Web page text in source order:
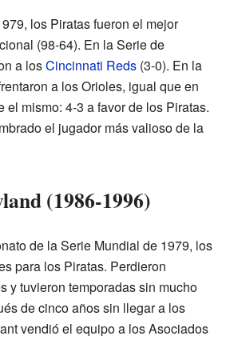
los Piratas fueron el mejor
(98-64). En la Serie de
a losCincinnati Reds (3-0). En la
a los Orioles, igual que en
el mismo: 4-3 a favor de los Piratas.
el jugador más valioso de la
(1986-1996)
de la Serie Mundial de 1979, los
para los Piratas. Perdieron
y tuvieron temporadas sin mucho
de cinco años sin llegar a los
vendió el equipo a los Asociados